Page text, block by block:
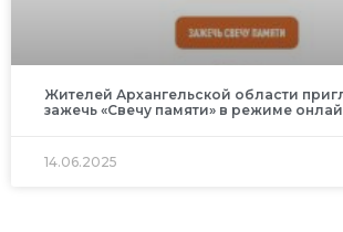
Жителей Архангельской области
зажечь «Свечу памяти» в режиме
14.06.2025